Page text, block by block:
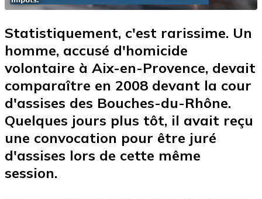
Statistiquement, c'est rarissime. Un
homme, accusé d'homicide
volontaire à Aix-en-Provence, devait
comparaître en 2008 devant la cour
d'assises des Bouches-du-Rhône.
Quelques jours plus tôt, il avait reçu
une convocation pour être juré
d'assises lors de cette même
session.